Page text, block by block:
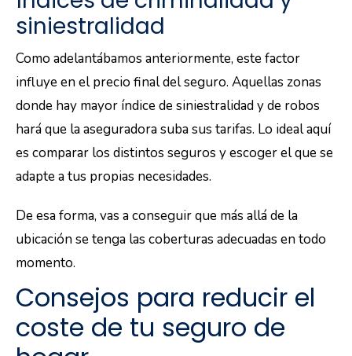
siniestralidad
Como adelantábamos anteriormente, este factor
influye en el precio final del seguro. Aquellas zonas
donde hay mayor índice de siniestralidad y de robos
hará que la aseguradora suba sus tarifas. Lo ideal aquí
es comparar los distintos seguros y escoger el que se
adapte a tus propias necesidades.
De esa forma, vas a conseguir que más allá de la
ubicación se tenga las coberturas adecuadas en todo
momento.
Consejos para reducir el
coste de tu seguro de